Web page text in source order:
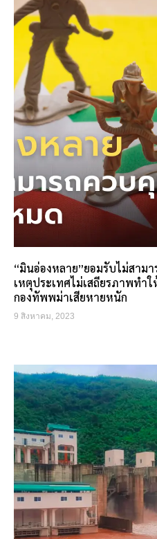
“มินอ่องหลาย”ยอมรับไม่สาม
เหตุประเทศไม่เสถียรภาพทำใ
กองทัพพม่าเสียหายหนัก
9 สิงหาคม, 2023